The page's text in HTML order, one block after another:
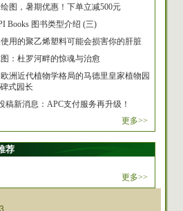
图，暑期优惠！下单立减500元
Books 图书类型介绍 (三)
用的聚乙烯塑料可能会损害你的肝脏
：杜罗河畔的惊魂与治愈
洲近代植物学格局的马德里皇家植物园
式园长
稿新消息：APC支付服务再升级！
更多>>
荐
更多>>